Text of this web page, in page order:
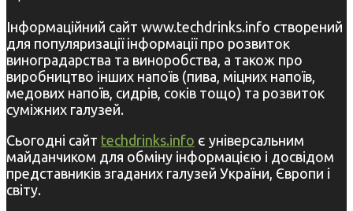
Інформаційний сайт www.techdrinks.info створений
для популяризації інформації про розвиток
виноградарства та виноробства, а також про
виробництво інших напоїв (пива, міцних напоїв,
медових напоїв, сидрів, соків тощо) та розвиток
суміжних галузей.
Сьогодні сайт techdrinks.info є універсальним
майданчиком для обміну інформацією і досвідом
представників згаданих галузей України, Європи і
світу.